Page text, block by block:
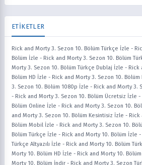
ETİKETLER
Rick and Morty 3. Sezon 10. Bölüm Türkçe İzle -
Bölüm İzle - Rick and Morty 3. Sezon 10. Bölüm
Morty 3. Sezon 10. Bölüm Türkçe Dublaj İzle - Rick
Bölüm HD İzle - Rick and Morty 3. Sezon 10. Bölüm
3. Sezon 10. Bölüm 1080p İzle - Rick and Morty 3.
- Rick and Morty 3. Sezon 10. Bölüm Ücretsiz İzle -
Bölüm Online İzle - Rick and Morty 3. Sezon 10.
and Morty 3. Sezon 10. Bölüm Kesintisiz İzle - Rick
Bölüm Mobil İzle - Rick and Morty 3. Sezon 10.
Bölüm Türkçe İzle - Rick and Morty 10. Bölüm İzle -
Türkçe Altyazılı İzle - Rick and Morty 10. Bölüm
Morty 10. Bölüm HD İzle - Rick and Morty 10.
Morty 10. Bölüm İndir - Rick and Morty 3. Sezon